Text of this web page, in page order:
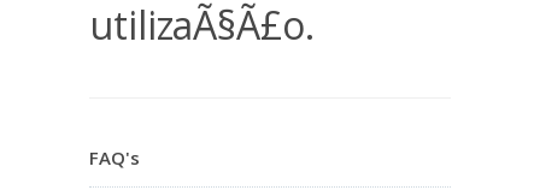
utilizaÃ§Ã£o.
FAQ's